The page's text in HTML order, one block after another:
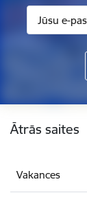
Ātrās saites
Vakances